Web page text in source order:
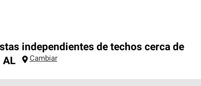
independientes de techos cerca de
AL Cambiar